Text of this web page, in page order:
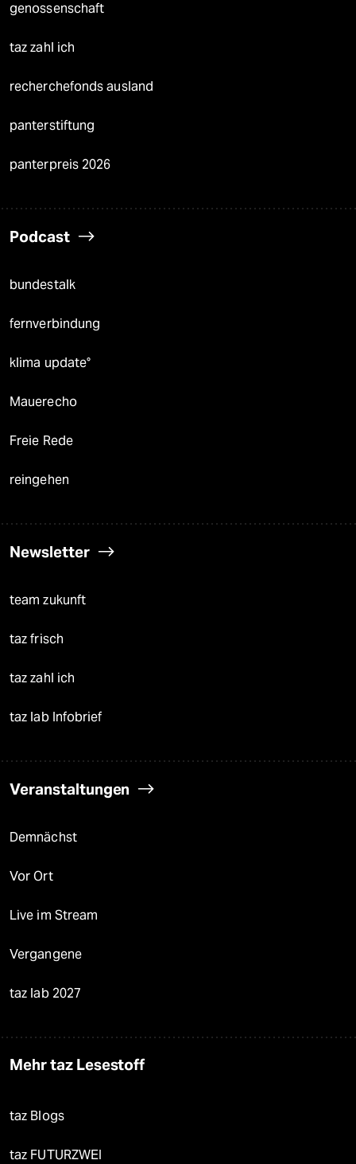
genossenschaft
taz zahl ich
recherchefonds ausland
panterstiftung
panterpreis 2026
Podcast
bundestalk
fernverbindung
klima update°
Mauerecho
Freie Rede
reingehen
Newsletter
team zukunft
taz frisch
taz zahl ich
taz lab Infobrief
Veranstaltungen
Demnächst
Vor Ort
Live im Stream
Vergangene
taz lab 2027
Mehr taz Lesestoff
taz Blogs
taz FUTURZWEI